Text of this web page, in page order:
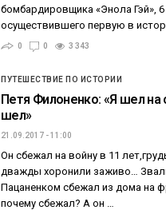
бомбардировщика «Энола Гэй», 6
осуществившего первую в
0 0 3 343
ПУТЕШЕСТВИЕ ПО ИСТОРИИ
Петя Филоненко: «Я шел на
шел»
21.09.2017 - 11:00
Он сбежал на войну в 11
дважды хоронили заживо…
Пацаненком сбежал из дома на
почему сбежал? А он …